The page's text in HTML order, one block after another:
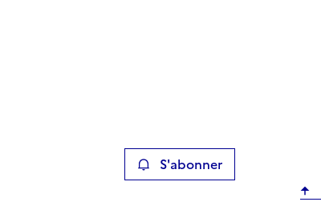
dans le presse-papier S'abonner